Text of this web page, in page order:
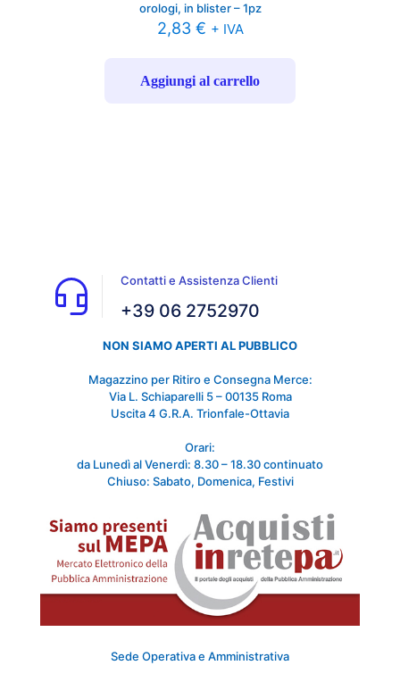
orologi, in blister – 1pz
2,83 € + IVA
Aggiungi al carrello
Contatti e Assistenza Clienti
+39 06 2752970
NON SIAMO APERTI AL PUBBLICO
Magazzino per Ritiro e Consegna Merce:
Via L. Schiaparelli 5 – 00135 Roma
Uscita 4 G.R.A. Trionfale-Ottavia
Orari:
da Lunedì al Venerdì: 8.30 – 18.30 continuato
Chiuso: Sabato, Domenica, Festivi
Sede Operativa e Amministrativa